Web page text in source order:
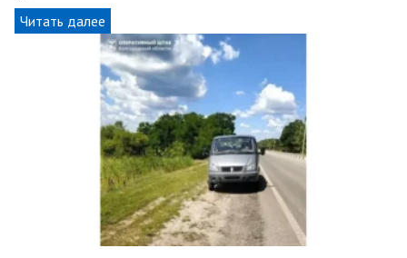
Читать далее